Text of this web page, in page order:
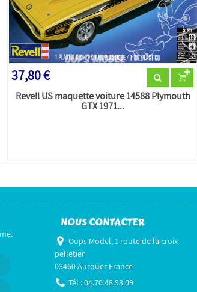
37,80 €
Revell US maquette voiture 14588 Plymouth
GTX 1971...
NOUS CONTACTER
Oups Model, 1 route de la croix
pelletier
03460 Aurouer France
Tél :04.70.48.93.09